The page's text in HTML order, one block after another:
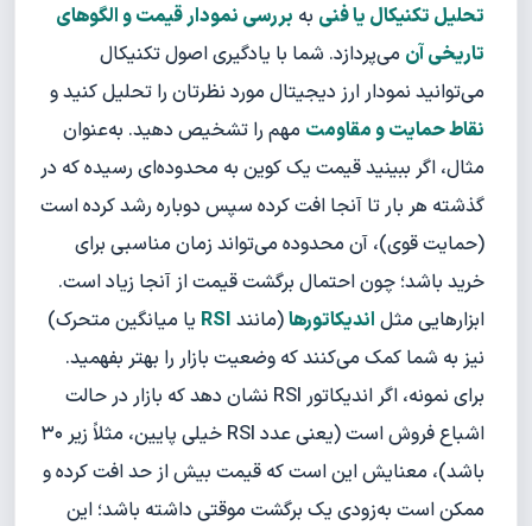
تحلیل تکنیکال یا فنی به بررسی نمودار قیمت و الگوهای
تاریخی آن می‌پردازد. شما با یادگیری اصول تکنیکال
می‌توانید نمودار ارز دیجیتال مورد نظرتان را تحلیل کنید و
نقاط حمایت و مقاومت مهم را تشخیص دهید. به‌عنوان
مثال، اگر ببینید قیمت یک کوین به محدوده‌ای رسیده که در
گذشته هر بار تا آنجا افت کرده سپس دوباره رشد کرده است
(حمایت قوی)، آن محدوده می‌تواند زمان مناسبی برای
خرید باشد؛ چون احتمال برگشت قیمت از آنجا زیاد است.
ابزارهایی مثل اندیکاتورها(مانند RSI یا میانگین متحرک)
نیز به شما کمک می‌کنند که وضعیت بازار را بهتر بفهمید.
برای نمونه، اگر اندیکاتور RSI نشان دهد که بازار در حالت
اشباع فروش است (یعنی عدد RSI خیلی پایین، مثلاً زیر ۳۰
باشد)، معنایش این است که قیمت بیش از حد افت کرده و
ممکن است به‌زودی یک برگشت موقتی داشته باشد؛ این